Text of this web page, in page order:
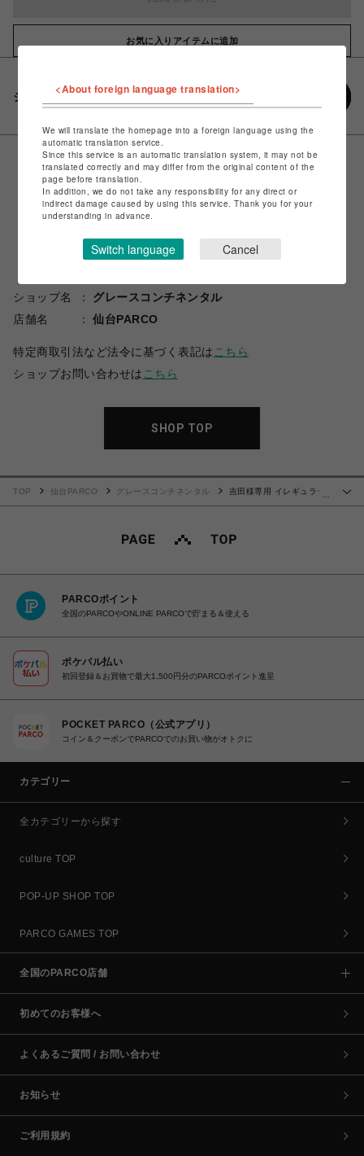
お気に入りアイテムに追加
シェアする
ショップ名
グレースコンチネンタル
店舗名
仙台PARCO
特定商取引法など法令に基づく表記は こちら
ショップお問い合わせは こちら
SHOP TOP
…
TOP 仙台PARCO グレースコンチネンタル
吉田様専用 イレギュラー
PARCOポイント
全国のPARCOやONLINE PARCOで貯まる＆使える
ポケパル払い
初回登録＆お買物で最大1,500円分のPARCOポイント進呈
POCKET PARCO（公式アプリ）
コイン＆クーポンでPARCOでのお買い物がオトクに
カテゴリー
全カテゴリーから探す
culture TOP
POP-UP SHOP TOP
PARCO GAMES TOP
全国のPARCO店舗
初めてのお客様へ
よくあるご質問 / お問い合わせ
お知らせ
ご利用規約
<About foreign language translation>
We will translate the homepage into a foreign language using the
automatic translation service.
Since this service is an automatic translation system, it may not be
translated correctly and may differ from the original content of the
page before translation.
In addition, we do not take any responsibility for any direct or
indirect damage caused by using this service. Thank you for your
understanding in advance.
Switch language Cancel